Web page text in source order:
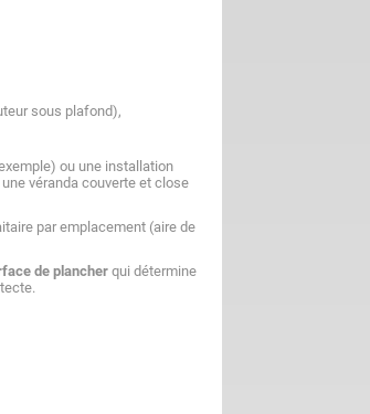
sous plafond),
ou une installation
véranda couverte et close
par emplacement (aire de
de plancherqui détermine